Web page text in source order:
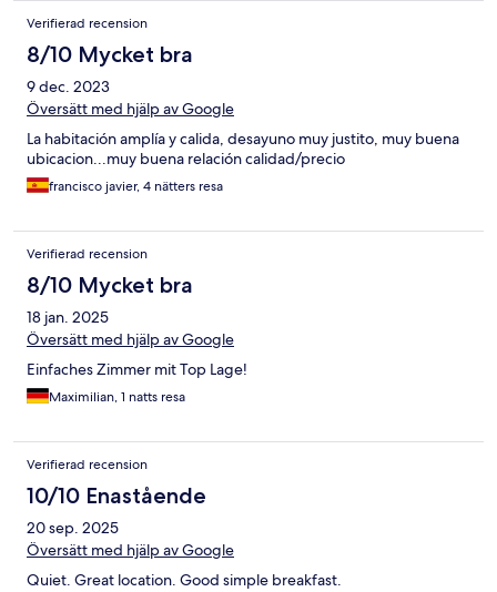
Verifierad recension
8/10 Mycket bra
9 dec. 2023
Översätt med hjälp av Google
La habitación amplía y calida, desayuno muy justito, muy buena
ubicacion...muy buena relación calidad/precio
francisco javier, 4 nätters resa
Verifierad recension
8/10 Mycket bra
18 jan. 2025
Översätt med hjälp av Google
Einfaches Zimmer mit Top Lage!
Maximilian, 1 natts resa
Verifierad recension
10/10 Enastående
20 sep. 2025
Översätt med hjälp av Google
Quiet. Great location. Good simple breakfast.